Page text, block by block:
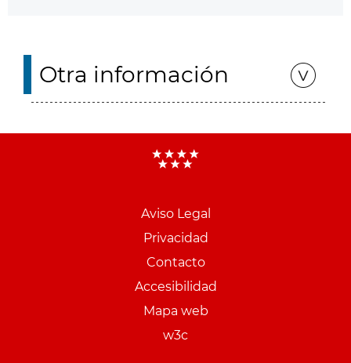
Otra información
Aviso Legal
Privacidad
Contacto
Accesibilidad
Mapa web
w3c